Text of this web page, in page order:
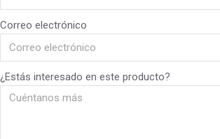
Correo electrónico
¿Estás interesado en este producto?